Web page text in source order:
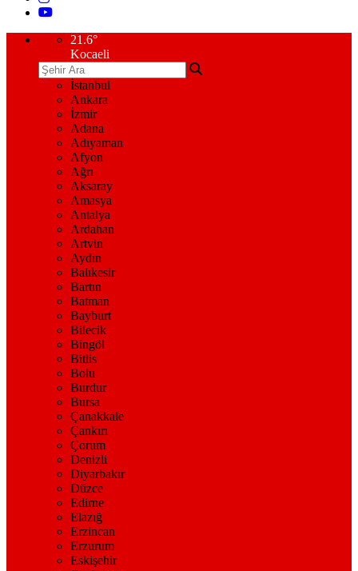
21.6°
Kocaeli
İstanbul
Ankara
İzmir
Adana
Adıyaman
Afyon
Ağrı
Aksaray
Amasya
Antalya
Ardahan
Artvin
Aydın
Balıkesir
Bartın
Batman
Bayburt
Bilecik
Bingöl
Bitlis
Bolu
Burdur
Bursa
Çanakkale
Çankırı
Çorum
Denizli
Diyarbakır
Düzce
Edirne
Elazığ
Erzincan
Erzurum
Eskişehir